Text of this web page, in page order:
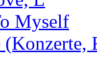
Myself